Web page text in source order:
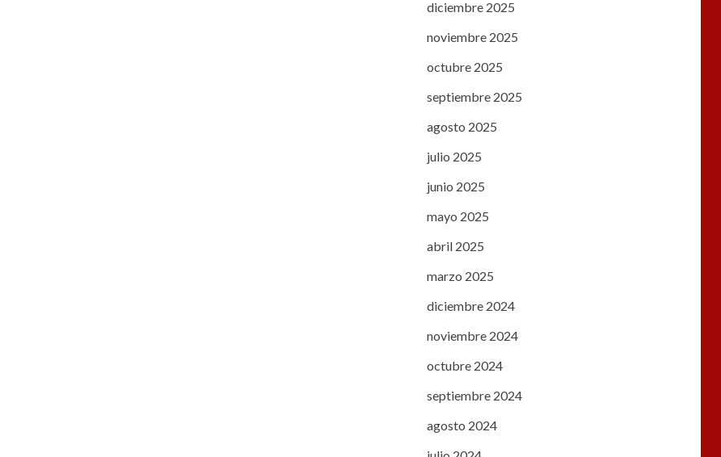
diciembre 2025
noviembre 2025
octubre 2025
septiembre 2025
agosto 2025
julio 2025
junio 2025
mayo 2025
abril 2025
marzo 2025
diciembre 2024
noviembre 2024
octubre 2024
septiembre 2024
agosto 2024